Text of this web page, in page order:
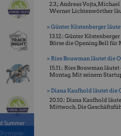
Summer
2.3.; Andreas Vojta,
Werner Lichtenwörther
» Günter Köstenberger
13.12.: Günter
Börse die Opening Bell für
» Ries Bouwman läutet die
15.11.: Ries Bouwman
Montag. Mit seinem
» Diana Kaufhold läutet die
20.10.: Diana Kaufhold
Mittwoch. Die